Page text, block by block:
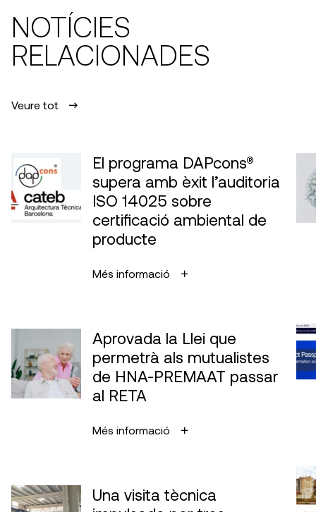
NOTÍCIES
RELACIONADES
Veure tot
El programa DAPcons®
supera amb èxit l’auditoria
ISO 14025 sobre
certificació ambiental de
producte
Més informació
Aprovada la Llei que
permetrà als mutualistes
de HNA-PREMAAT passar
al RETA
Més informació
Una visita tècnica